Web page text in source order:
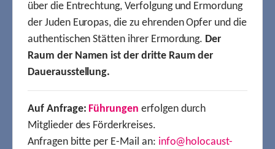
über die Entrechtung, Verfolgung und Ermordung
der Juden Europas, die zu ehrenden Opfer und die
authentischen Stätten ihrer Ermordung. Der
Raum der Namen ist der dritte Raum der
Dauerausstellung.
Auf Anfrage: Führungen erfolgen durch
Mitglieder des Förderkreises.
Anfragen bitte per E-Mail an: info@holocaust-